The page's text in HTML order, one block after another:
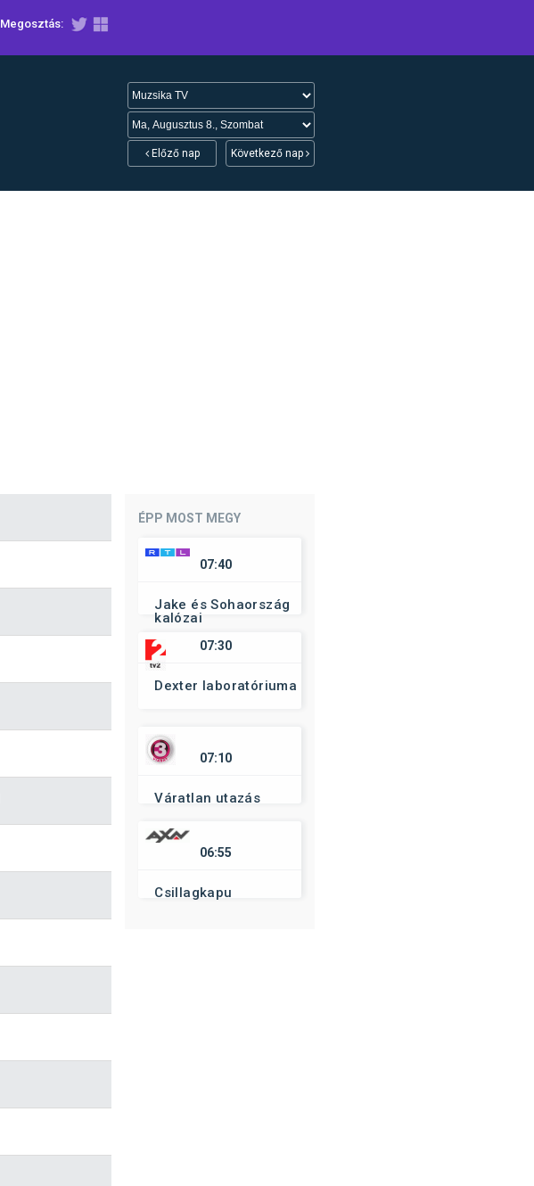
Megosztás:
Előző nap Következő nap
ÉPP MOST MEGY
07:40
Jake és Sohaország
kalózai
07:30
Dexter laboratóriuma
07:10
Váratlan utazás
06:55
Csillagkapu